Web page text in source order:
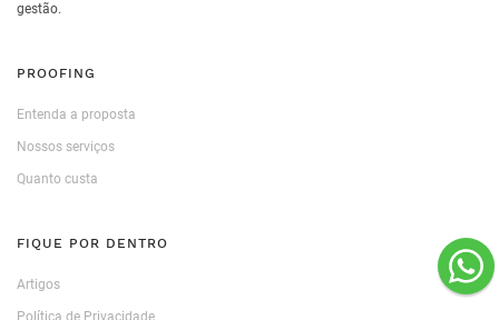
gestão.
PROOFING
Entenda a proposta
Nossos serviços
Quanto custa
FIQUE POR DENTRO
Artigos
Política de Privacidade